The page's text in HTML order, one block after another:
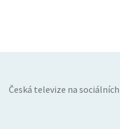
Česká televize na